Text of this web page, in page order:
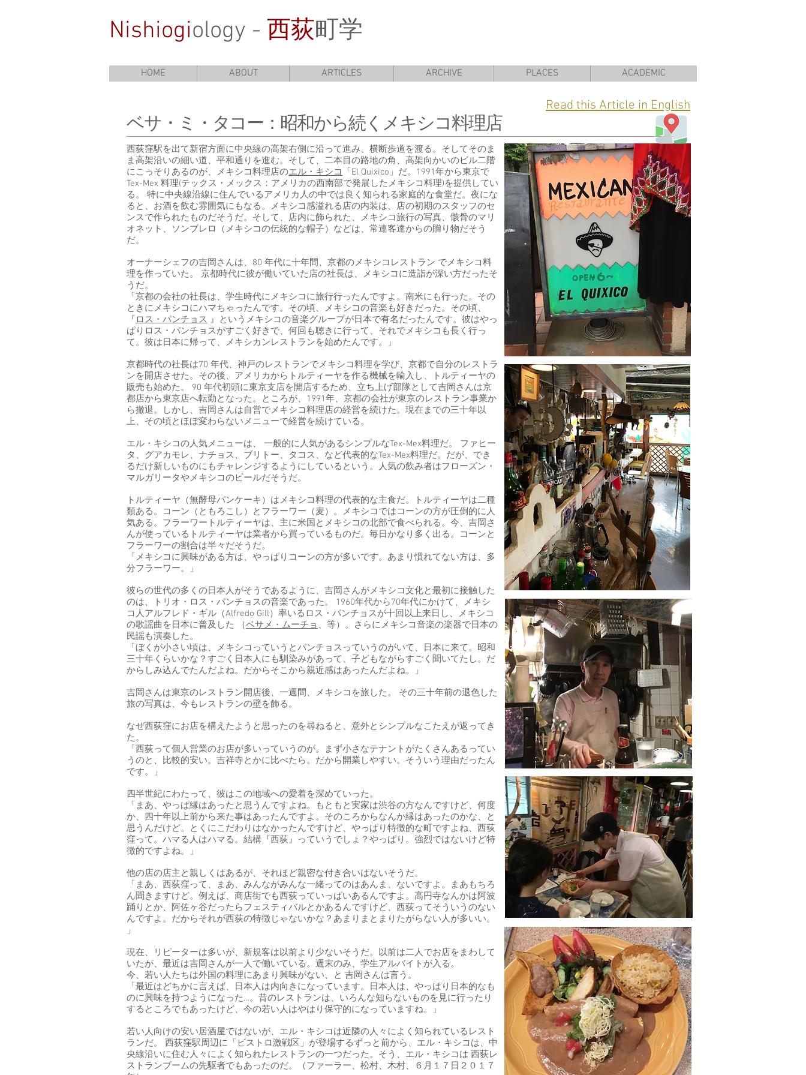
Nishiogiology - 西荻町学
HOME ABOUT ARTICLES ARCHIVE PLACES ACADEMIC
Read this Article in English
ベサ・ミ・タコー：昭和から続くメキシコ料理店
西荻窪駅を出て新宿方面に中央線の高架右側に沿って進み、横断歩道を渡る。そしてそのま
ま高架沿いの細い道、平和通りを進む。そして、二本目の路地の角、高架向かいのビル二階
にこっそりあるのが、メキシコ料理店のエル・キシコ
「El Quixico」だ。1991年から東京で
Tex-Mex 料理(テックス・メックス：アメリカの西南部で発展したメキシコ料理)を提供してい
る。 特に中央線沿線に住んでいるアメリカ人の中では良く知られる家庭的な食堂だ。夜にな
ると、お酒を飲む雰囲気にもなる。メキシコ感溢れる店の内装は、店の初期のスタッフのセ
ンスで作られたものだそうだ。そして、店内に飾られた、メキシコ旅行の写真、骸骨のマリ
オネット、ソンブレロ（メキシコの伝統的な帽子）などは、常連客達からの贈り物だそう
だ。
オーナーシェフの吉岡さんは、80 年代に十年間、京都のメキシコレストラン でメキシコ料
理を作っていた。 京都時代に彼が働いていた店の社長は、メキシコに造詣が深い方だったそ
うだ。
「京都の会社の社長は、学生時代にメキシコに旅行行ったんですよ。南米にも行った。その
ときにメキシコにハマちゃったんです。その頃、メキシコの音楽も好きだった。その頃、
『ロス・パンチョス 』というメキシコの音楽グループが日本で有名だったんです。彼はやっ
ぱりロス・パンチョスがすごく好きで、何回も聴きに行って、それでメキシコも長く行っ
て。彼は日本に帰って、メキシカンレストランを始めたんです。」
京都時代の社長は70 年代、神戸のレストランでメキシコ料理を学び、京都で自分のレストラ
ンを開店させた。その後、アメリカからトルティーヤを作る機械を輸入し、トルティーヤの
販売も始めた。 90 年代初頭に東京支店を開店するため、立ち上げ部隊として吉岡さんは京
都店から東京店へ転勤となった。ところが、1991年、京都の会社が東京のレストラン事業か
ら撤退。しかし、吉岡さんは自営でメキシコ料理店の経営を続けた。現在までの三十年以
上、その頃とほぼ変わらないメニューで経営を続けている。
エル・キシコの人気メニューは、 一般的に人気があるシンプルなTex-Mex料理だ。 ファヒー
タ、グアカモレ、ナチョス、ブリトー、タコス、など代表的なTex-Mex料理だ。だが、でき
るだけ新しいものにもチャレンジするようにしているという。人気の飲み者はフローズン・
マルガリータやメキシコのビールだそうだ。
トルティーヤ（無酵母パンケーキ）はメキシコ料理の代表的な主食だ。トルティーヤは二種
類ある。コーン（ともろこし）とフラーワー（麦）。メキシコではコーンの方が圧倒的に人
気ある。フラーワートルティーヤは、主に米国とメキシコの北部で食べられる。今、吉岡さ
んが使っているトルティーヤは業者から買っているものだ。毎日かなり多く出る。コーンと
フラーワーの割合は半々だそうだ。
「メキシコに興味がある方は、やっぱりコーンの方が多いです。あまり慣れてない方は、多
分フラーワー。」
彼らの世代の多くの日本人がそうであるように、吉岡さんがメキシコ文化と最初に接触した
のは、トリオ・ロス・パンチョスの音楽であった。 1960年代から70年代にかけて、メキシ
コ人アルフレド・ギル（Alfredo Gill）率いるロス・パンチョスが十回以上来日し、メキシコ
の歌謡曲を日本に普及した （ベサメ・ムーチョ 、等）。さらにメキシコ音楽の楽器で日本の
民謡も演奏した。
「ぼくが小さい頃は、メキシコっていうとパンチョスっていうのがいて、日本に来て。昭和
三十年くらいかな？すごく日本人にも馴染みがあって、子どもながらすごく聞いてたし。だ
からしみ込んでたんだよね。だからそこから親近感はあったんだよね。」
吉岡さんは東京のレストラン開店後、一週間、メキシコを旅した。 その三十年前の退色した
旅の写真は、今もレストランの壁を飾る。
なぜ西荻窪にお店を構えたようと思ったのを尋ねると、意外とシンプルなこたえが返ってき
た。
「西荻って個人営業のお店が多いっていうのが。まず小さなテナントがたくさんあるってい
うのと、比較的安い。吉祥寺とかに比べたら。だから開業しやすい。そういう理由だったん
です。」
四半世紀にわたって、彼はこの地域への愛着を深めていった。
「まあ、やっぱ縁はあったと思うんですよね。もともと実家は渋谷の方なんですけど、何度
か、四十年以上前から来た事はあったんですよ。そのころからなんか縁はあったのかな、と
思うんだけど。とくにこだわりはなかったんですけど、やっぱり特徴的な町ですよね、西荻
窪って。ハマる人はハマる。結構『西荻』っていうでしょ？やっぱり。強烈ではないけど特
徴的ですよね。」
他の店の店主と親しくはあるが、それほど親密な付き合いはないそうだ。
「まあ、西荻窪って、まあ、みんながみんな一緒ってのはあんま、ないですよ。まあもちろ
ん聞きますけど。例えば、商店街でも西荻っていっぱいあるんですよ。高円寺なんかは阿波
踊りとか、阿佐ヶ谷だったらフェスティバルとかあるんですけど、西荻ってそういうのない
んですよ。だからそれが西荻の特徴じゃないかな？あまりまとまりたがらない人が多いい。
」
現在、リピーターは多いが、新規客は以前より少ないそうだ。以前は二人でお店をまわして
いたが、最近は吉岡さんが一人で働いている。週末のみ、学生アルバイトが入る。
今、若い人たちは外国の料理にあまり興味がない、と 吉岡さんは言う。
「最近はどちかに言えば、日本人は内向きになっています。日本人は、やっぱり日本的なも
のに興味を持つようになった…。昔のレストランは、いろんな知らないものを見に行ったり
するところでもあったけど、今の若い人はやはり保守的になっていますね。」
若い人向けの安い居酒屋ではないが、エル・キシコは近隣の人々によく知られているレスト
ランだ。 西荻窪駅周辺に「ビストロ激戦区」が登場するずっと前から、エル・キシコは、中
央線沿いに住む人々によく知られたレストランの一つだった。そう、エル・キシコは 西荻レ
ストランブームの先駆者でもあったのだ。（ファーラー、松村、木村、６月１７日２０１７